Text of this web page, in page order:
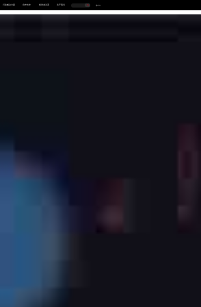
行业解决方案 合作伙伴 投资者关系 关于我们 中EN